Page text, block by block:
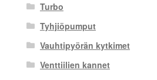
Turbo
Tyhjiöpumput
Vauhtipyörän kytkimet
Venttiilien kannet